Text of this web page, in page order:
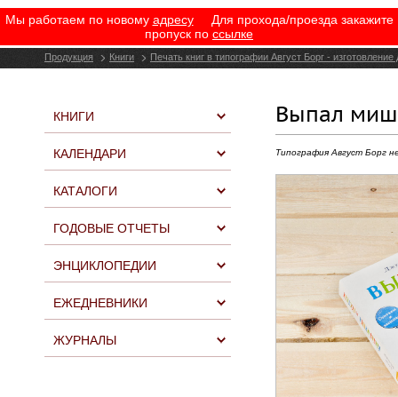
Мы работаем по новому адресу
Для прохода/проезда закажите
пропуск по ссылке
Продукция Книги Печать книг в типографии Август Борг - изготовление
КНИГИ
КАЛЕНДАРИ
КАТАЛОГИ
ГОДОВЫЕ ОТЧЕТЫ
ЭНЦИКЛОПЕДИИ
ЕЖЕДНЕВНИКИ
ЖУРНАЛЫ
Выпал
Типография Август Борг